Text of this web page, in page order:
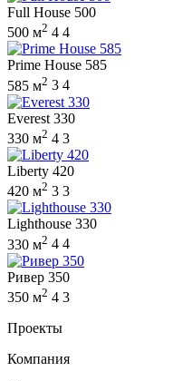
Full House 500
500 м2 4 4
Prime House 585
585 м2 3 4
Everest 330
330 м2 4 3
Liberty 420
420 м2 3 3
Lighthouse 330
330 м2 4 4
Ривер 350
350 м2 4 3
Проекты
Компания